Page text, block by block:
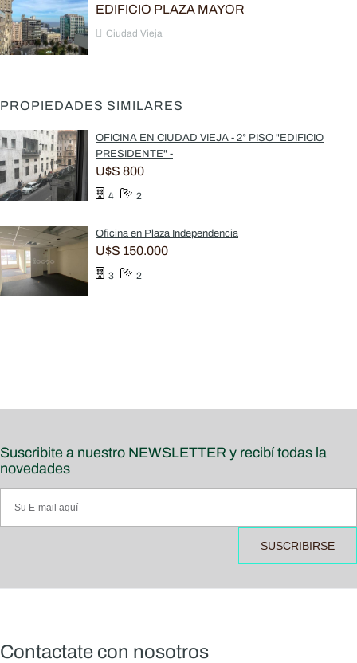
EDIFICIO PLAZA MAYOR
Ciudad Vieja
PROPIEDADES SIMILARES
OFICINA EN CIUDAD VIEJA - 2° PISO "EDIFICIO
PRESIDENTE" -
U$S 800
4 2
Oficina en Plaza Independencia
U$S 150.000
3 2
Suscribite a nuestro NEWSLETTER y recibí todas la
novedades
SUSCRIBIRSE
Contactate con nosotros